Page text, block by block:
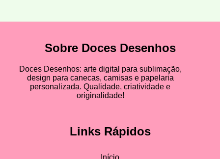
Sobre Doces Desenhos
Doces Desenhos: arte digital para sublimação,
design para canecas, camisas e papelaria
personalizada. Qualidade, criatividade e
originalidade!
Links Rápidos
Início